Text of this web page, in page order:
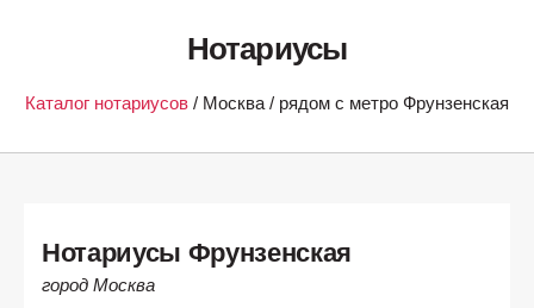
Нотариусы
Каталог нотариусов / Москва / рядом с метро Фрунзенская
Нотариусы Фрунзенская
город Москва